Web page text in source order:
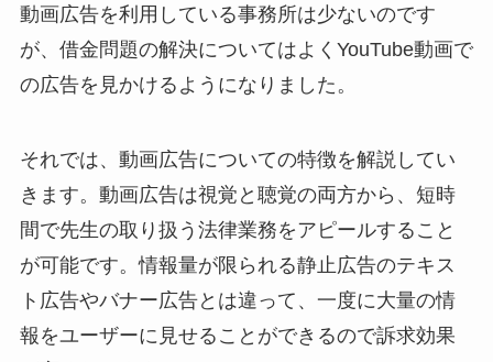
動画広告を利用している事務所は少ないのです
が、借金問題の解決についてはよくYouTube動画で
の広告を見かけるようになりました。
それでは、動画広告についての特徴を解説してい
きます。動画広告は視覚と聴覚の両方から、短時
間で先生の取り扱う法律業務をアピールすること
が可能です。情報量が限られる静止広告のテキス
ト広告やバナー広告とは違って、一度に大量の情
報をユーザーに見せることができるので訴求効果